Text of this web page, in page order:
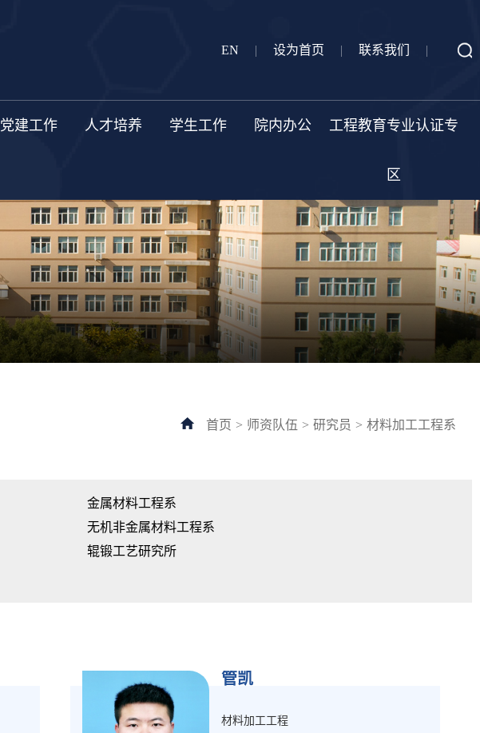
EN | 设为首页 | 联系我们 |
党建工作 人才培养 学生工作 院内办公 工程教育专业认证专
区
首页 > 师资队伍 > 研究员 > 材料加工工程系
金属材料工程系
无机非金属材料工程系
辊锻工艺研究所
管凯
材料加工工程